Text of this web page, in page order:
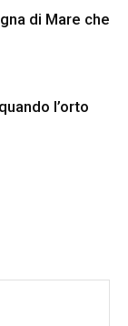
di Mare che
l’orto